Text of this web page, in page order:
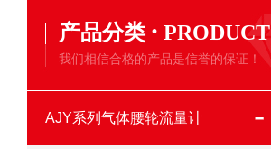
产品分类 · PRODUCT
我们相信合格的产品是信誉的保证！
AJY系列气体腰轮流量计